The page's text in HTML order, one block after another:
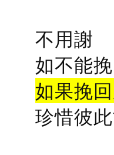
不用謝
如不能
如果挽
珍惜彼